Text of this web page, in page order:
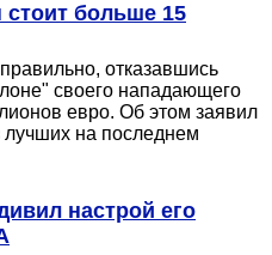
больше 15
отказавшись
своего нападающего
евро. Об этом заявил
лучших на последнем
настрой его